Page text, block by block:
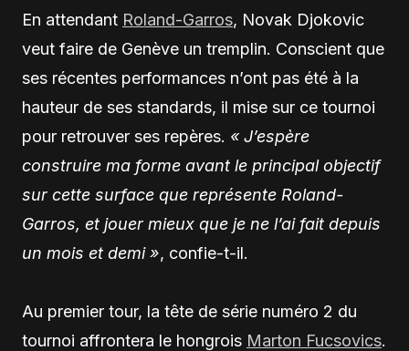
En attendant Roland-Garros, Novak Djokovic
veut faire de Genève un tremplin. Conscient que
ses récentes performances n’ont pas été à la
hauteur de ses standards, il mise sur ce tournoi
pour retrouver ses repères. « J’espère
construire ma forme avant le principal objectif
sur cette surface que représente Roland-
Garros, et jouer mieux que je ne l’ai fait depuis
un mois et demi », confie-t-il.
Au premier tour, la tête de série numéro 2 du
tournoi affrontera le hongrois Marton Fucsovics.